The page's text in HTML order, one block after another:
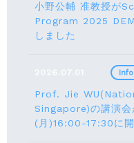
小野公輔 准教授が
Program 2025
しました
2026.07.01
Prof. Jie
Singapore)の講演
(月)16:00-17:30に